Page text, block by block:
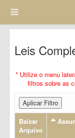
Leis
* Utilize o menu
filtros sobre as
Aplicar Filtro
Baixar
Arquivo